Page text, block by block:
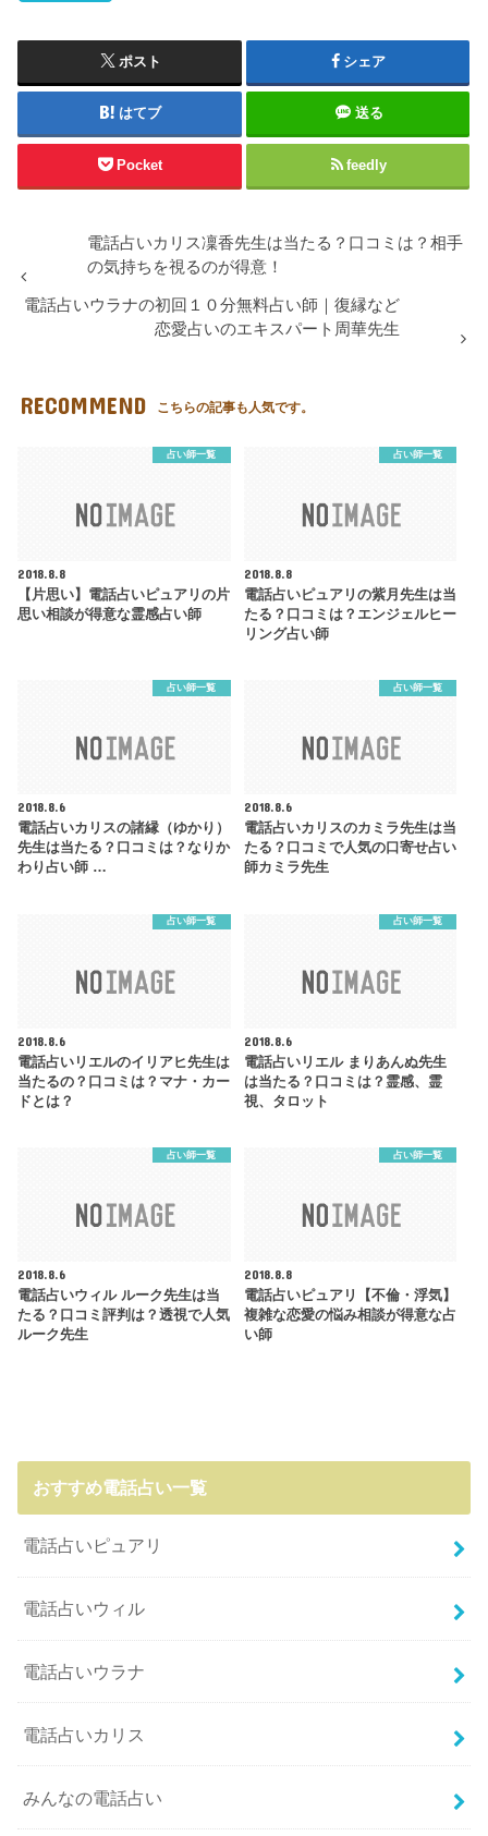
ポスト シェア
はてブ 送る
Pocket feedly
電話占いカリス凜香先生は当たる？口コミは？相手
の気持ちを視るのが得意！
電話占いウラナの初回１０分無料占い師｜復縁など
恋愛占いのエキスパート周華先生
RECOMMEND こちらの記事も人気です。
占い師一覧
2018.8.8
【片思い】電話占いピュアリの片
思い相談が得意な霊感占い師
占い師一覧
2018.8.8
電話占いピュアリの紫月先生は当
たる？口コミは？エンジェルヒー
リング占い師
占い師一覧
2018.8.6
電話占いカリスの諸縁（ゆかり）
先生は当たる？口コミは？なりか
わり占い師 …
占い師一覧
2018.8.6
電話占いカリスのカミラ先生は当
たる？口コミで人気の口寄せ占い
師カミラ先生
占い師一覧
2018.8.6
電話占いリエルのイリアヒ先生は
当たるの？口コミは？マナ・カー
ドとは？
占い師一覧
2018.8.6
電話占いリエル まりあんぬ先生
は当たる？口コミは？霊感、霊
視、タロット
占い師一覧
2018.8.6
電話占いウィル ルーク先生は当
たる？口コミ評判は？透視で人気
ルーク先生
占い師一覧
2018.8.8
電話占いピュアリ【不倫・浮気】
複雑な恋愛の悩み相談が得意な占
い師
おすすめ電話占い一覧
電話占いピュアリ
電話占いウィル
電話占いウラナ
電話占いカリス
みんなの電話占い